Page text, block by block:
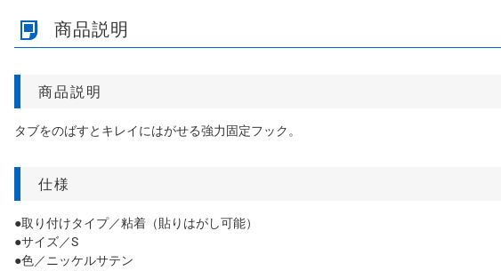
商品説明
商品説明
タブをのばすとキレイにはがせる強力固定フック。
仕様
●取り付けタイプ／粘着（貼りはがし可能）
●サイズ／S
●色／ニッケルサテン